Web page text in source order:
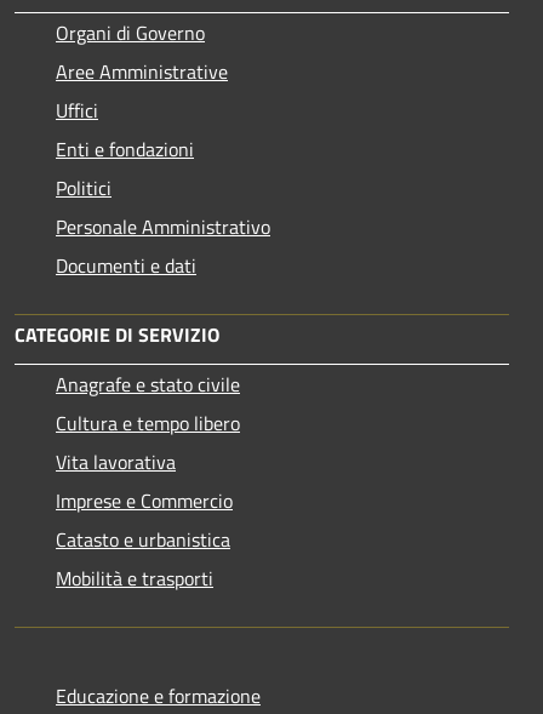
Organi di Governo
Aree Amministrative
Uffici
Enti e fondazioni
Politici
Personale Amministrativo
Documenti e dati
CATEGORIE DI SERVIZIO
Anagrafe e stato civile
Cultura e tempo libero
Vita lavorativa
Imprese e Commercio
Catasto e urbanistica
Mobilità e trasporti
Educazione e formazione